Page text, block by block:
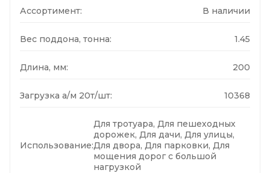
Ассортимент: В наличии
Вес поддона, тонна: 1.45
Длина, мм: 200
Загрузка а/м 20т/шт: 10368
Использование:
Для тротуара, Для пешеходных
дорожек, Для дачи, Для улицы,
Для двора, Для парковки, Для
мощения дорог с большой
нагрузкой